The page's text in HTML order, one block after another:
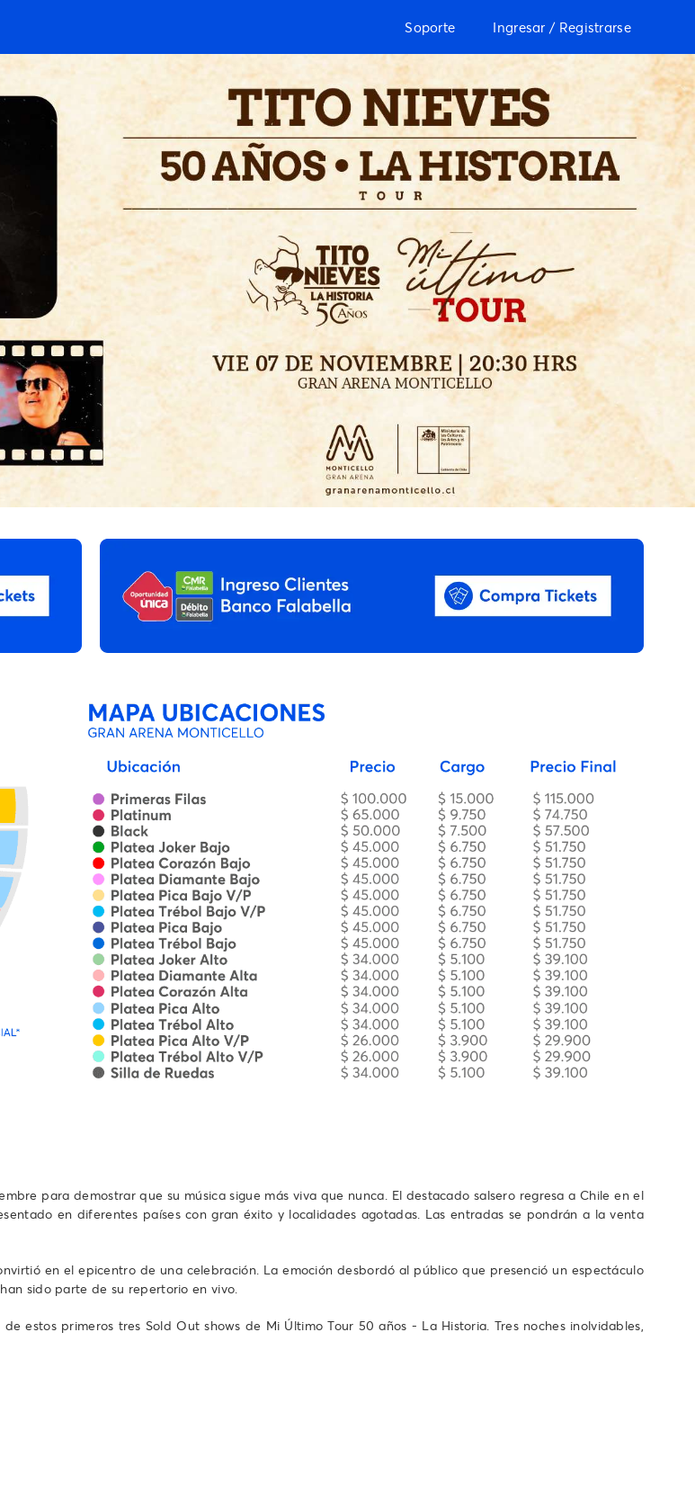
Soporte Ingresar / Registrarse
para demostrar que su música sigue más viva que nunca. El destacado salsero regresa a Chile en el
en diferentes países con gran éxito y localidades agotadas. Las entradas se pondrán a la venta
en el epicentro de una celebración. La emoción desbordó al público que presenció un espectáculo
sido parte de su repertorio en vivo.
estos primeros tres Sold Out shows de Mi Último Tour 50 años - La Historia. Tres noches inolvidables,